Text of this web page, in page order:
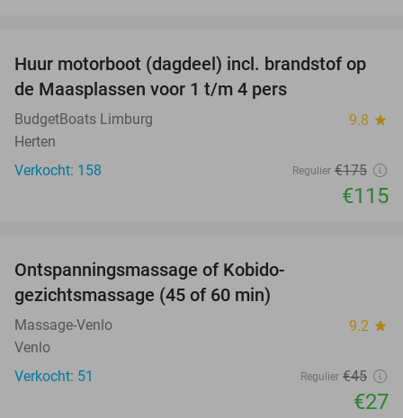
34%
Huur motorboot (dagdeel) incl. brandstof op
de Maasplassen voor 1 t/m 4 pers
BudgetBoats Limburg 9.8 star
Herten
Verkocht: 158
Regulier €175
€115
Ontspanningsmassage of Kobido-
gezichtsmassage (45 of 60 min)
Massage-Venlo 9.2 star
Venlo
Verkocht: 51
Regulier €45
€27